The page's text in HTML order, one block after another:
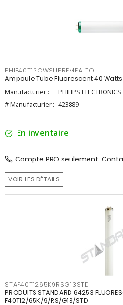
PHIF40T12CWSUPREMEALTO
Ampoule Tube Fluorescent 40 Watts
Manufacturier :
PHILIPS
# Manufacturier : 423889
En inventaire
Compte PRO seulement.
VOIR LES DÉTAILS
STAF40T1265K9RSG13STD
PRODUITS STANDARD 64253
F40T12/65K/9/RS/G13/STD